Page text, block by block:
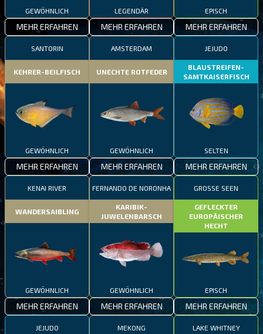
GEWÖHNLICH
MEHR ERFAHREN
LEGENDÄR
MEHR ERFAHREN
EPISCH
MEHR ERFAHREN
SANTORIN
KEHRER-BEILFISCH
GEWÖHNLICH
MEHR ERFAHREN
AMSTERDAM
UNECHTE ROTFEDER
GEWÖHNLICH
MEHR ERFAHREN
JEJUDO
BLAUSTREIFEN-
SAMTKAISERFISCH
SELTEN
MEHR ERFAHREN
KENAI RIVER
WANDERSAIBLING
GEWÖHNLICH
MEHR ERFAHREN
FERNANDO DE NORONHA
KARIBIK-
JUWELENBARSCH
GEWÖHNLICH
MEHR ERFAHREN
GROSSE SEEN
GEFLECKTER
EUROPÄISCHER
HECHT
EPISCH
MEHR ERFAHREN
JEJUDO MEKONG LAKE WHITNEY